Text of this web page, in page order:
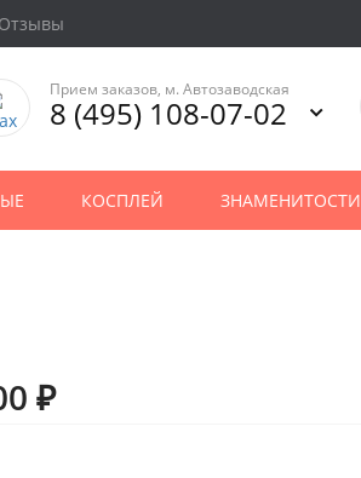
Отзывы
Прием заказов, м. Автозаводская
8 (495) 108-07-02
КОСПЛЕЙ ЗНАМЕНИТОСТИ
₽